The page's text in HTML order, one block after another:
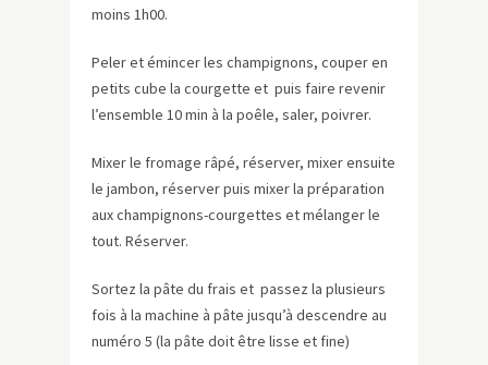
moins 1h00.
Peler et émincer les champignons, couper en
petits cube la courgette et puis faire revenir
l’ensemble 10 min à la poêle, saler, poivrer.
Mixer le fromage râpé, réserver, mixer ensuite
le jambon, réserver puis mixer la préparation
aux champignons-courgettes et mélanger le
tout. Réserver.
Sortez la pâte du frais et passez la plusieurs
fois à la machine à pâte jusqu’à descendre au
numéro 5 (la pâte doit être lisse et fine)